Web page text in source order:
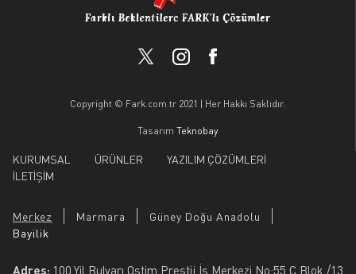
Copyright © Fark.com.tr 2021 | Her Hakkı Saklıdır.
Tasarım Teknobay
KURUMSAL ÜRÜNLER
YAZILIM ÇÖZÜMLERİ
İLETİŞİM
Merkez Marmara
Güney Doğu Anadolu
Bayilik
Adres: 100.Yil Bulvarı Ostim Prestij İş Merkezi No:55 C Blok /13